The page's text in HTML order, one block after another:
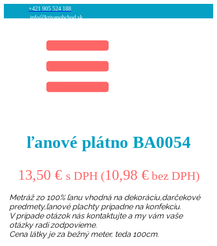
+421 905 524 188
info@krivanobchod.sk
ľanové plátno BA0054
13,50 € s DPH (10,98 €bez DPH)
Metráž zo 100% ľanu vhodná na dekoráciu,darčekové
predmety,ľanové plachty pripadne na konfekciu.
V prípade otázok nás kontaktujte a my vám vaše
otázky radi zodpovieme.
Cena látky je za bežný meter, teda 100cm.